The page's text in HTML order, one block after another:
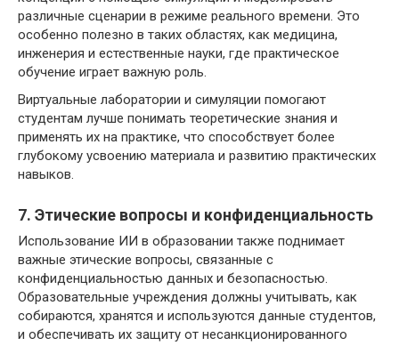
различные сценарии в режиме реального времени. Это
особенно полезно в таких областях, как медицина,
инженерия и естественные науки, где практическое
обучение играет важную роль.
Виртуальные лаборатории и симуляции помогают
студентам лучше понимать теоретические знания и
применять их на практике, что способствует более
глубокому усвоению материала и развитию практических
навыков.
7. Этические вопросы и конфиденциальность
Использование ИИ в образовании также поднимает
важные этические вопросы, связанные с
конфиденциальностью данных и безопасностью.
Образовательные учреждения должны учитывать, как
собираются, хранятся и используются данные студентов,
и обеспечивать их защиту от несанкционированного